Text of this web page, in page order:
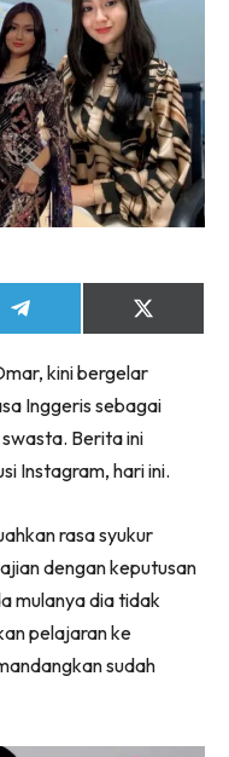
Share
on
Share
on
(Twitter)
kini bergelar
Inggeris sebagai
Berita ini
Instagram, hari ini.
rasa syukur
dengan keputusan
mulanya dia tidak
pelajaran ke
sudah